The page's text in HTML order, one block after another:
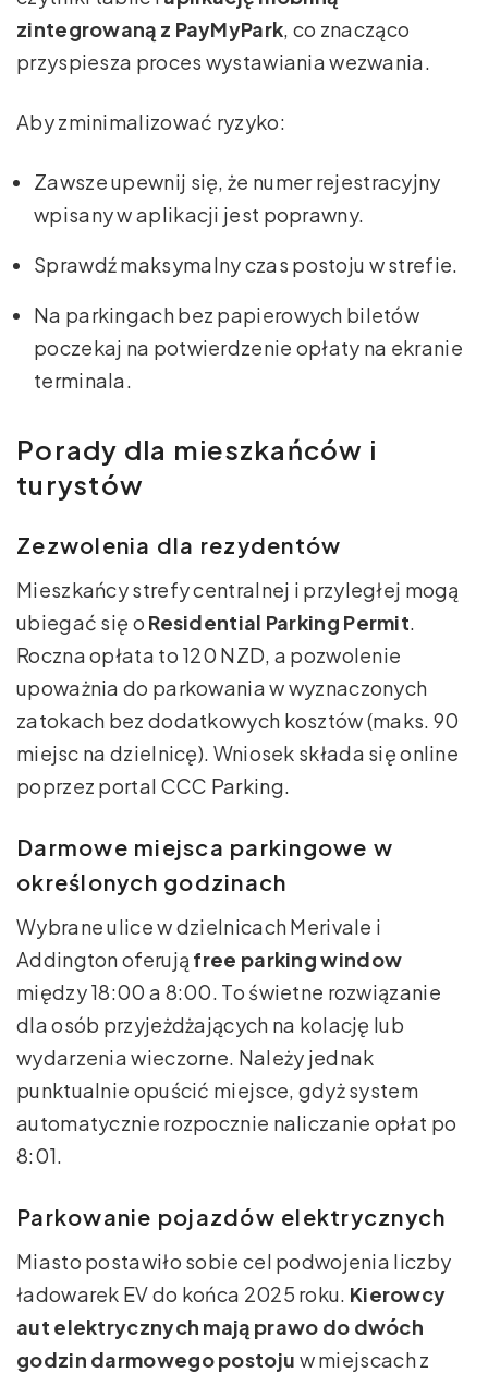
zintegrowaną z PayMyPark, co znacząco
przyspiesza proces wystawiania wezwania.
Aby zminimalizować ryzyko:
Zawsze upewnij się, że numer rejestracyjny
wpisany w aplikacji jest poprawny.
Sprawdź maksymalny czas postoju w strefie.
Na parkingach bez papierowych biletów
poczekaj na potwierdzenie opłaty na ekranie
terminala.
Porady dla mieszkańców i
turystów
Zezwolenia dla rezydentów
Mieszkańcy strefy centralnej i przyległej mogą
ubiegać się o Residential Parking Permit.
Roczna opłata to 120 NZD, a pozwolenie
upoważnia do parkowania w wyznaczonych
zatokach bez dodatkowych kosztów (maks. 90
miejsc na dzielnicę). Wniosek składa się online
poprzez portal CCC Parking.
Darmowe miejsca parkingowe w
określonych godzinach
Wybrane ulice w dzielnicach Merivale i
Addington oferują free parking window
między 18:00 a 8:00. To świetne rozwiązanie
dla osób przyjeżdżających na kolację lub
wydarzenia wieczorne. Należy jednak
punktualnie opuścić miejsce, gdyż system
automatycznie rozpocznie naliczanie opłat po
8:01.
Parkowanie pojazdów elektrycznych
Miasto postawiło sobie cel podwojenia liczby
ładowarek EV do końca 2025 roku. Kierowcy
aut elektrycznych mają prawo do dwóch
godzin darmowego postoju w miejscach z